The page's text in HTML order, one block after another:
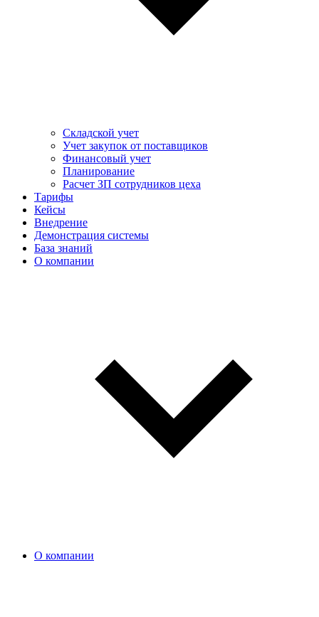
Складской учет
Учет закупок от поставщиков
Финансовый учет
Планирование
Расчет ЗП сотрудников цеха
Тарифы
Кейсы
Внедрение
Демонстрация системы
База знаний
О компании
О компании